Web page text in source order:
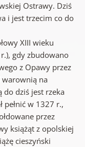
Ostrawy. Dziś
i jest trzecim co do
XIII wieku
gdy zbudowano
z Opawy przez
warownią na
do dziś jest rzeka
pełnić w 1327 r.,
przez
książąt z opolskiej
cieszyński